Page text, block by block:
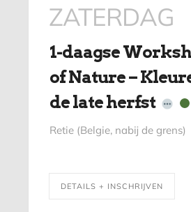
ZATERDAG
1-daagse
of Nature –
de late herfst
Retie (Belgie, nabij de grens)
DETAILS + INSCHRIJVEN